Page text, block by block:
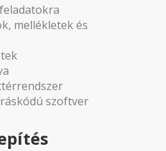
mellékletek és
szoftver